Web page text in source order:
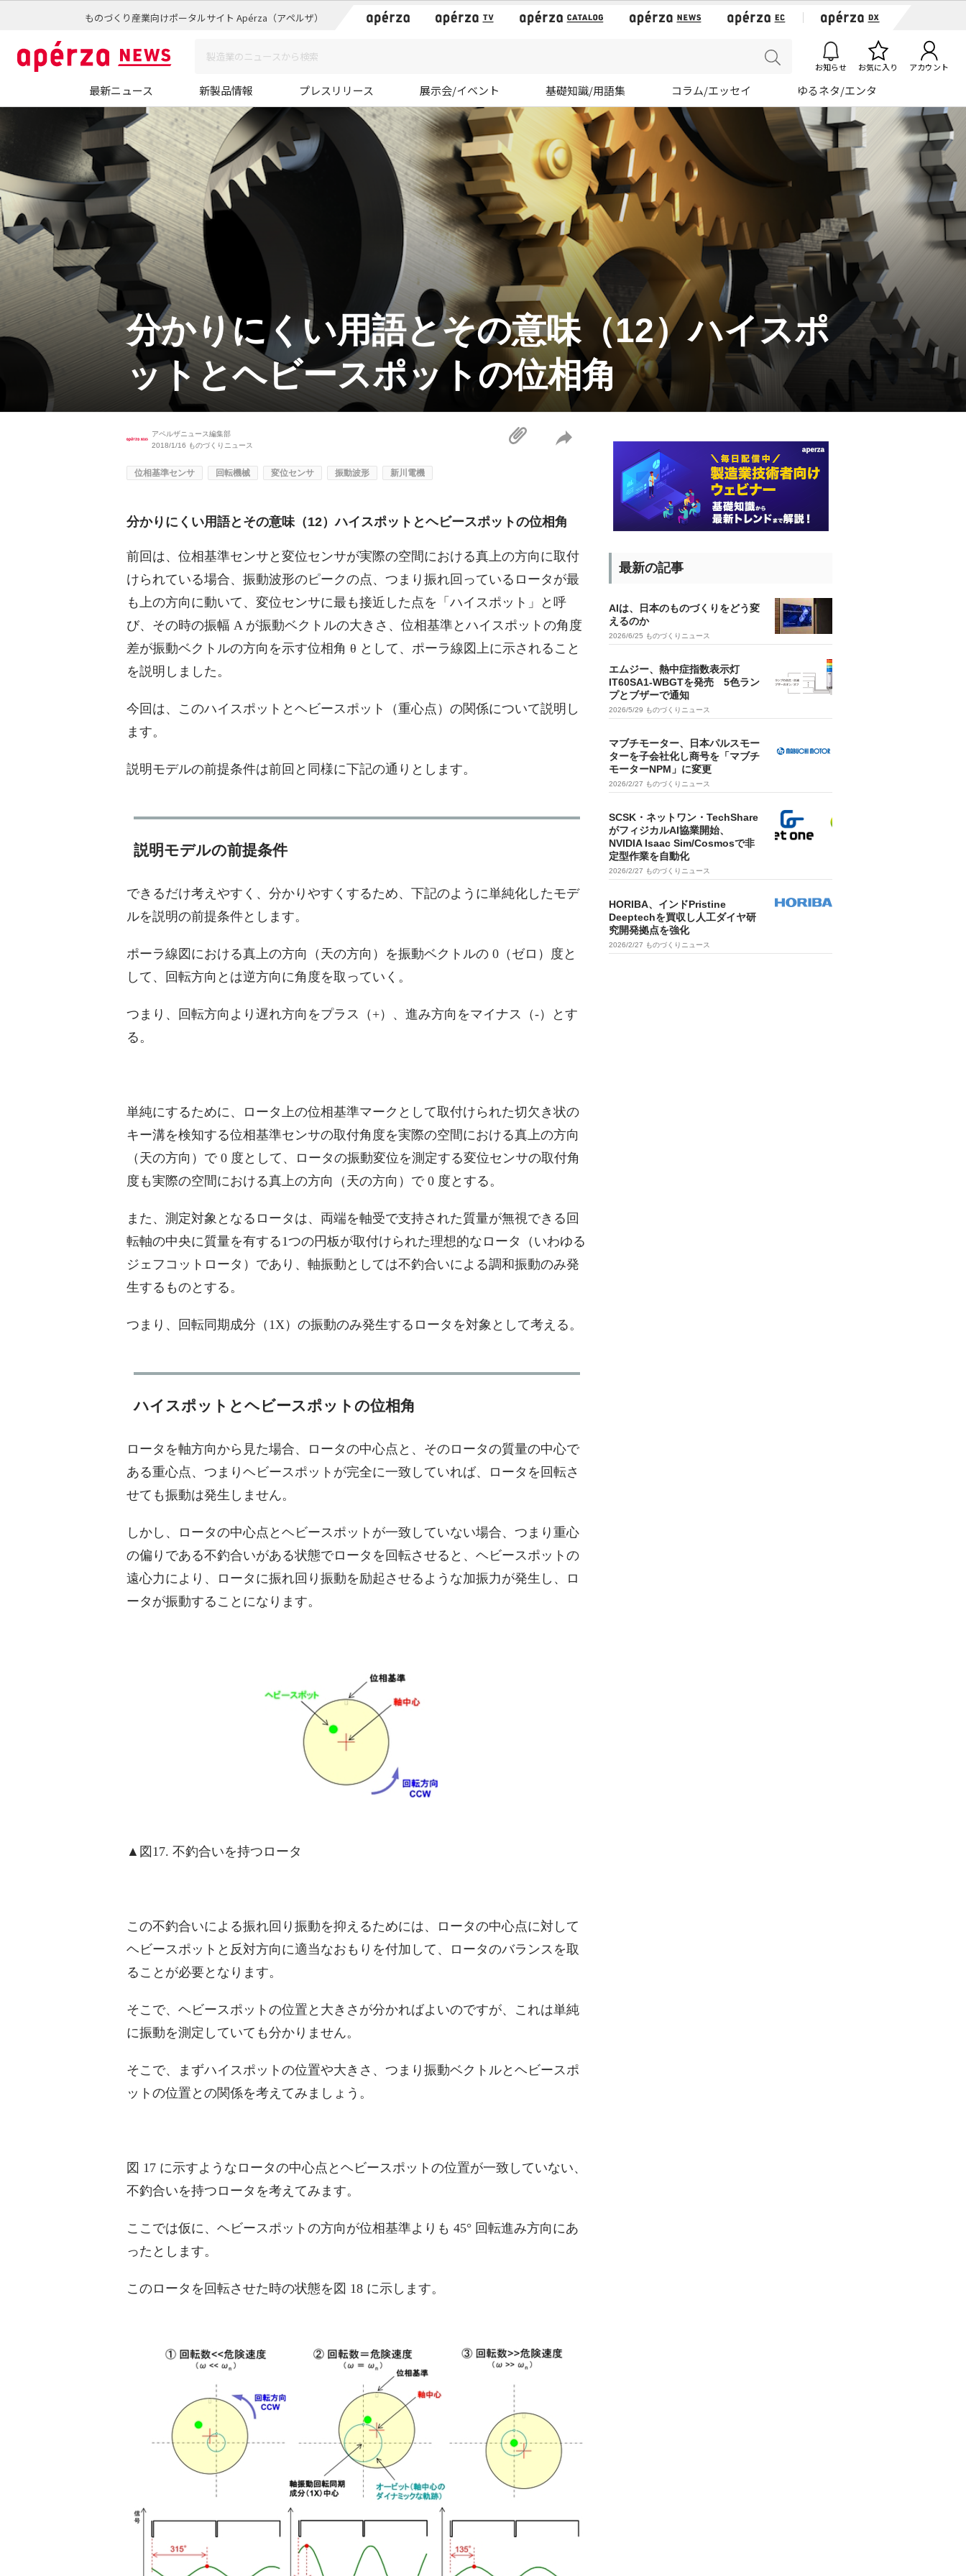
ものづくり産業向けポータルサイト Apérza（アペルザ）
お知らせ お気に入り アカウント
最新ニュース 新製品情報 プレスリリース 展示会/イベント 基礎知識/用語集 コラム/エッセイ ゆるネタ/エンタ
分かりにくい用語とその意味（12）ハイスポ
ットとヘビースポットの位相角
アペルザニュース編集部
2018/1/16 ものづくりニュース
位相基準センサ 回転機械 変位センサ 振動波形 新川電機
分かりにくい用語とその意味（12）ハイスポットとヘビースポットの位相角
前回は、位相基準センサと変位センサが実際の空間における真上の方向に取付
けられている場合、振動波形のピークの点、つまり振れ回っているロータが最
も上の方向に動いて、変位センサに最も接近した点を「ハイスポット」と呼
び、その時の振幅 A が振動ベクトルの大きさ、位相基準とハイスポットの角度
差が振動ベクトルの方向を示す位相角 θ として、ポーラ線図上に示されること
を説明しました。
今回は、このハイスポットとヘビースポット（重心点）の関係について説明し
ます。
説明モデルの前提条件は前回と同様に下記の通りとします。
説明モデルの前提条件
できるだけ考えやすく、分かりやすくするため、下記のように単純化したモデ
ルを説明の前提条件とします。
ポーラ線図における真上の方向（天の方向）を振動ベクトルの 0（ゼロ）度と
して、回転方向とは逆方向に角度を取っていく。
つまり、回転方向より遅れ方向をプラス（+）、進み方向をマイナス（-）とす
る。
単純にするために、ロータ上の位相基準マークとして取付けられた切欠き状の
キー溝を検知する位相基準センサの取付角度を実際の空間における真上の方向
（天の方向）で 0 度として、ロータの振動変位を測定する変位センサの取付角
度も実際の空間における真上の方向（天の方向）で 0 度とする。
また、測定対象となるロータは、両端を軸受で支持された質量が無視できる回
転軸の中央に質量を有する1つの円板が取付けられた理想的なロータ（いわゆる
ジェフコットロータ）であり、軸振動としては不釣合いによる調和振動のみ発
生するものとする。
つまり、回転同期成分（1X）の振動のみ発生するロータを対象として考える。
ハイスポットとヘビースポットの位相角
ロータを軸方向から見た場合、ロータの中心点と、そのロータの質量の中心で
ある重心点、つまりヘビースポットが完全に一致していれば、ロータを回転さ
せても振動は発生しません。
しかし、ロータの中心点とヘビースポットが一致していない場合、つまり重心
の偏りである不釣合いがある状態でロータを回転させると、ヘビースポットの
遠心力により、ロータに振れ回り振動を励起させるような加振力が発生し、ロ
ータが振動することになります。
▲図17. 不釣合いを持つロータ
この不釣合いによる振れ回り振動を抑えるためには、ロータの中心点に対して
ヘビースポットと反対方向に適当なおもりを付加して、ロータのバランスを取
ることが必要となります。
そこで、ヘビースポットの位置と大きさが分かればよいのですが、これは単純
に振動を測定していても分かりません。
そこで、まずハイスポットの位置や大きさ、つまり振動ベクトルとヘビースポ
ットの位置との関係を考えてみましょう。
図 17 に示すようなロータの中心点とヘビースポットの位置が一致していない、
不釣合いを持つロータを考えてみます。
ここでは仮に、ヘビースポットの方向が位相基準よりも 45° 回転進み方向にあ
ったとします。
このロータを回転させた時の状態を図 18 に示します。
最新の記事
AIは、日本のものづくりをどう変
えるのか
2026/6/25 ものづくりニュース
エムジー、熱中症指数表示灯
IT60SA1-WBGTを発売 5色ラン
プとブザーで通知
2026/5/29 ものづくりニュース
マブチモーター、日本パルスモー
ターを子会社化し商号を「マブチ
モーターNPM」に変更
2026/2/27 ものづくりニュース
SCSK・ネットワン・TechShare
がフィジカルAI協業開始、
NVIDIA Isaac Sim/Cosmosで非
定型作業を自動化
2026/2/27 ものづくりニュース
HORIBA、インドPristine
Deeptechを買収し人工ダイヤ研
究開発拠点を強化
2026/2/27 ものづくりニュース